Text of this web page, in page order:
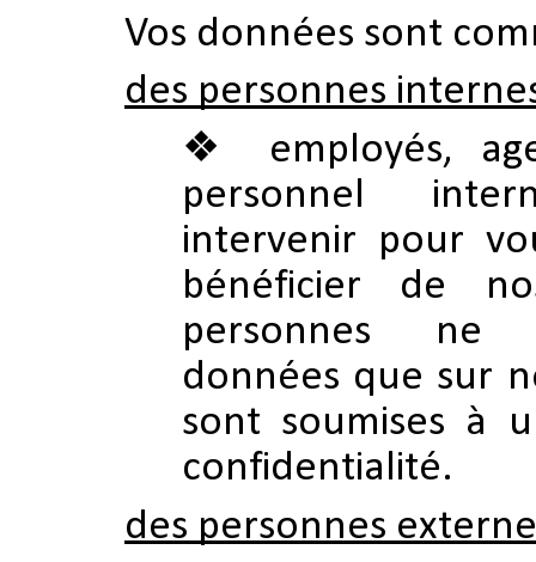
Vos données sont
des personnes
employés,
personnel
intervenir pour
bénéficier de
personnes ne
données que sur
sont soumises à
confidentialité.
des personnes